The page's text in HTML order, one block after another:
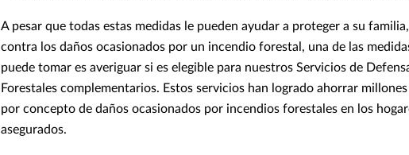
A pesar que todas estas medidas le pueden ayudar a proteger a su
contra los daños ocasionados por un incendio forestal, una de las
puede tomar es averiguar si es elegible para nuestros Servicios de
Forestales complementarios. Estos servicios han logrado ahorrar
por concepto de daños ocasionados por incendios forestales en los
asegurados.